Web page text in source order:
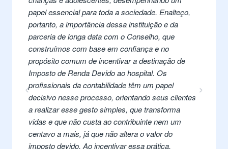
‹
crianças e adolescentes, desempenhando um
papel essencial para toda a sociedade. Enalteço,
portanto, a importância dessa instituição e da
parceria de longa data com o Conselho, que
construímos com base em confiança e no
propósito comum de incentivar a destinação de
Imposto de Renda Devido ao hospital. Os
profissionais da contabilidade têm um papel
decisivo nesse processo, orientando seus clientes
a realizar esse gesto simples, que transforma
vidas e que não custa ao contribuinte nem um
centavo a mais, já que não altera o valor do
›